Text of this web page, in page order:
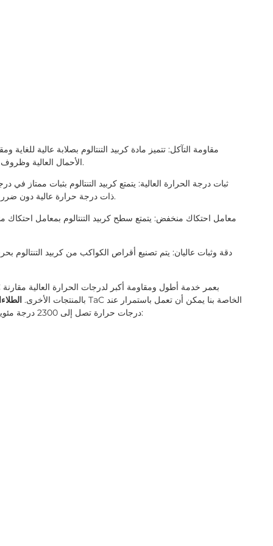
الأحمال العالية وظروف الحركة عالية السرعة، وتقلل من فقدان التآكل والاحتكاك.
ذات درجة حرارة عالية دون ضرر، وهو مناسب لعمليات وتطبيقات درجات الحرارة المرتفعة.
بالمنتجات الأخرى.
درجات حرارة تصل إلى 2300 درجة مئوية لفترات طويلة. وفيما يلي بعض الأمثلة على العينات لدينا: